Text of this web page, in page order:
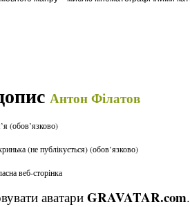
Антон Філатов
(обов’язково)
(не публікується) (обов’язково)
веб-сторінка
аватари GRAVATAR.com.